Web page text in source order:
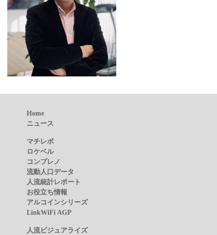
Home
ニュース
マチレポ
ロケベル
コンプレノ
流動人口データ
人流統計レポート
お役立ち情報
アルコインシリーズ
LinkWiFi AGP
人流ビジュアライズ